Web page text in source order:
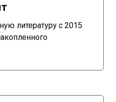
литературу с 2015